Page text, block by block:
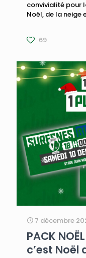
convivialité pour
Noël, de la neige
69
7 décembre
PACK
c’est Noël